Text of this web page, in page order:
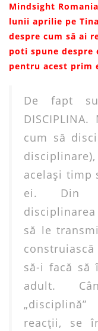
Mindsight
lunii aprilie pe
despre cum să ai
poti spune despre
pentru acest prim
De fapt
cum să
acelaşi timp
ei. Din
să le
să-i facă să
adult.
reacţii, se